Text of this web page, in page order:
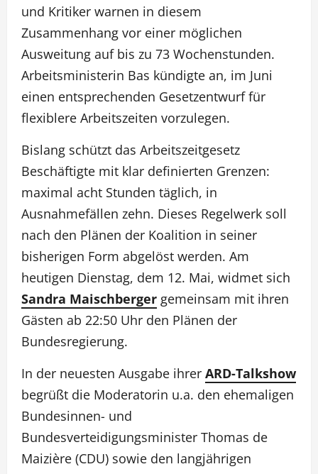
und Kritiker warnen in diesem
Zusammenhang vor einer möglichen
Ausweitung auf bis zu 73 Wochenstunden.
Arbeitsministerin Bas kündigte an, im Juni
einen entsprechenden Gesetzentwurf für
flexiblere Arbeitszeiten vorzulegen.
Bislang schützt das Arbeitszeitgesetz
Beschäftigte mit klar definierten Grenzen:
maximal acht Stunden täglich, in
Ausnahmefällen zehn. Dieses Regelwerk soll
nach den Plänen der Koalition in seiner
bisherigen Form abgelöst werden. Am
heutigen Dienstag, dem 12. Mai, widmet sich
Sandra Maischberger gemeinsam mit ihren
Gästen ab 22:50 Uhr den Plänen der
Bundesregierung.
In der neuesten Ausgabe ihrer ARD-Talkshow
begrüßt die Moderatorin u.a. den ehemaligen
Bundesinnen- und
Bundesverteidigungsminister Thomas de
Maizière (CDU) sowie den langjährigen